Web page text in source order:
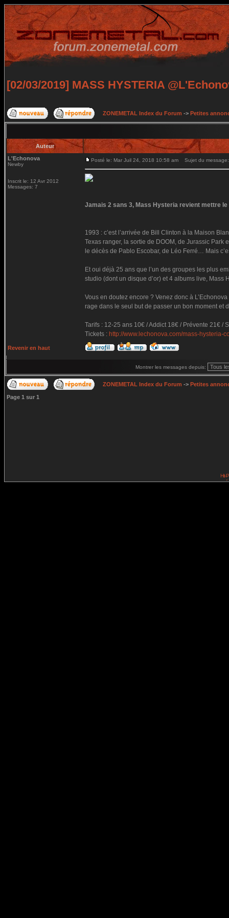
[02/03/2019] MASS HYSTERIA
ZONEMETAL Index du Forum -> Petites
Auteur
L'Echonova
Newby
Inscrit le: 12 Avr 2012
Messages: 7
Posté le: Mar Juil 24, 2018 10:58 am Sujet du
Jamais 2 sans 3, Mass Hysteria revient mettre le
1993 : c’est l’arrivée de Bill Clinton à la Maison
Texas ranger, la sortie de DOOM, de Jurassic
le décès de Pablo Escobar, de Léo Ferré… Mais
Et oui déjà 25 ans que l’un des groupes les plus
studio (dont un disque d’or) et 4 albums live,
Vous en doutez encore ? Venez donc à
rage dans le seul but de passer un bon moment et
Tarifs : 12-25 ans 10€ / Addict 18€ / Prévente 21€ /
Tickets : http://www.lechonova.com/mass-hysteria-
Revenir en haut
Montrer les messages depuis:
ZONEMETAL Index du Forum -> Petites
Page 1 sur 1